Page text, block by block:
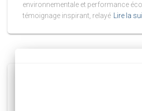
environnementale et performance
témoignage inspirant, relayé Lire la